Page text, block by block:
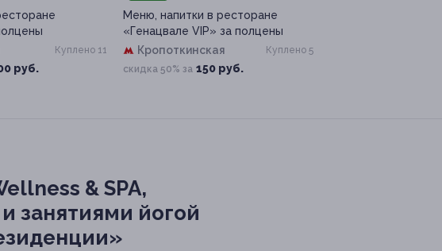
руб.
Куплено 11
Меню, напитки в ресторане
«Генацвале VIP» за полцены
Кропоткинская
скидка 50% за 150 руб.
Куплено 5
& SPA,
занятиями йогой